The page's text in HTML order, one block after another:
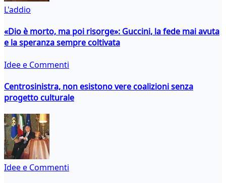
L'addio
«Dio è morto, ma poi risorge»: Guccini, la fede mai avuta
e la speranza sempre coltivata
Idee e Commenti
Centrosinistra, non esistono vere coalizioni senza
progetto culturale
Idee e Commenti